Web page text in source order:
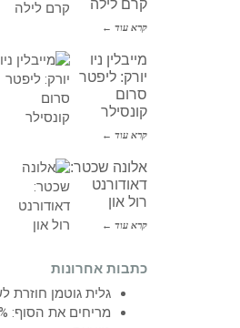
קרם לילה
קרא עוד ←
מייבלין ניו
יורק: ליפטר
סרום
קונסילר
קרא עוד ←
אלונה שכטר:
דאודורנט
רול און
קרא עוד ←
כתבות אחרונות
גלית גוטמן